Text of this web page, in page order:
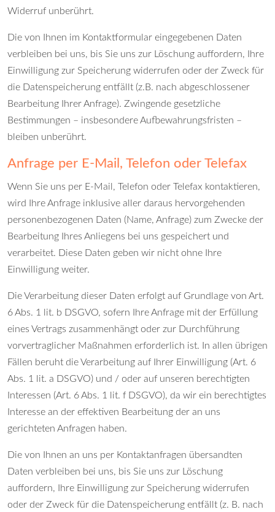
Widerruf unberührt.
Die von Ihnen im Kontaktformular eingegebenen Daten
verbleiben bei uns, bis Sie uns zur Löschung auffordern, Ihre
Einwilligung zur Speicherung widerrufen oder der Zweck für
die Datenspeicherung entfällt (z.B. nach abgeschlossener
Bearbeitung Ihrer Anfrage). Zwingende gesetzliche
Bestimmungen – insbesondere Aufbewahrungsfristen –
bleiben unberührt.
Anfrage per E-Mail, Telefon oder Telefax
Wenn Sie uns per E-Mail, Telefon oder Telefax kontaktieren,
wird Ihre Anfrage inklusive aller daraus hervorgehenden
personenbezogenen Daten (Name, Anfrage) zum Zwecke der
Bearbeitung Ihres Anliegens bei uns gespeichert und
verarbeitet. Diese Daten geben wir nicht ohne Ihre
Einwilligung weiter.
Die Verarbeitung dieser Daten erfolgt auf Grundlage von Art.
6 Abs. 1 lit. b DSGVO, sofern Ihre Anfrage mit der Erfüllung
eines Vertrags zusammenhängt oder zur Durchführung
vorvertraglicher Maßnahmen erforderlich ist. In allen übrigen
Fällen beruht die Verarbeitung auf Ihrer Einwilligung (Art. 6
Abs. 1 lit. a DSGVO) und / oder auf unseren berechtigten
Interessen (Art. 6 Abs. 1 lit. f DSGVO), da wir ein berechtigtes
Interesse an der effektiven Bearbeitung der an uns
gerichteten Anfragen haben.
Die von Ihnen an uns per Kontaktanfragen übersandten
Daten verbleiben bei uns, bis Sie uns zur Löschung
auffordern, Ihre Einwilligung zur Speicherung widerrufen
oder der Zweck für die Datenspeicherung entfällt (z. B. nach